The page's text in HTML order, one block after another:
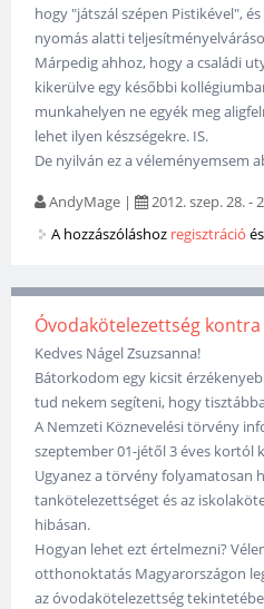
hogy "játszál szépen Pistikével",
nyomás alatti
Márpedig ahhoz, hogy a családi
kikerülve egy későbbi
munkahelyen ne egyék meg
lehet ilyen készségekre. IS.
De nyilván ez a véleményemsem
AndyMage | 2012. szep. 28. -
A hozzászóláshoz regisztráció és
Óvodakötelezettség
Kedves Nágel Zsuzsanna!
Bátorkodom egy kicsit
tud nekem segíteni, hogy
A Nemzeti Köznevelési törvény
szeptember 01-jétől 3 éves kortól
Ugyanez a törvény folyamatosan
tankötelezettséget és az
hibásan.
Hogyan lehet ezt értelmezni?
otthonoktatás Magyarországon
az óvodakötelezettség